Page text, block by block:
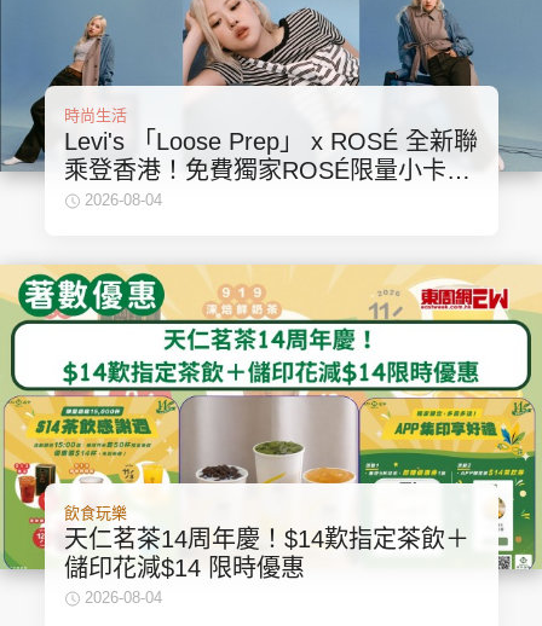
時尚生活
Levi's 「Loose Prep」 x ROSÉ 全新聯
乘登香港！免費獨家ROSÉ限量小卡入
手懶人包
2026-08-04
飲食玩樂
天仁茗茶14周年慶！$14歎指定茶飲＋
儲印花減$14 限時優惠
2026-08-04